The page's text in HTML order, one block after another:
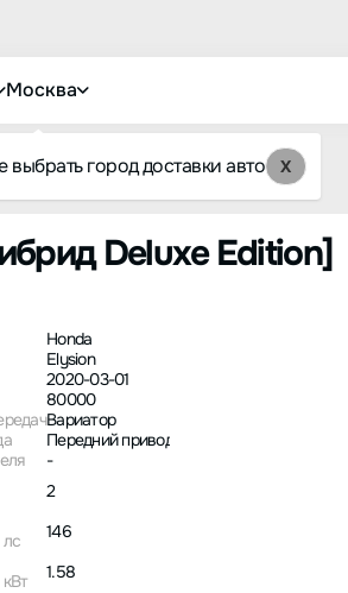
Москва
выбрать город доставки авто X
Edition
Deluxe Edition]
Honda
Elysion
2020-03-01
80000
Вариатор
Передний привод
-
2
лс
146
кВт
1.58